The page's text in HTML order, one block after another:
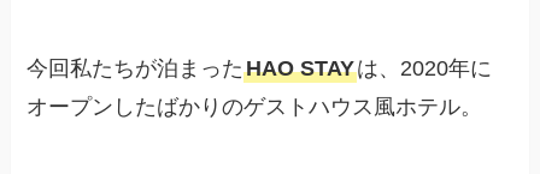
今回私たちが泊まったHAO STAYは、2020年に
オープンしたばかりのゲストハウス風ホテル。